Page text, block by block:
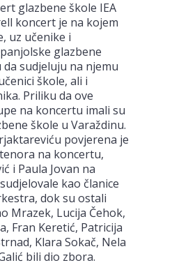
glazbene škole IEA
koncert je na kojem
uz učenike i
glazbene
sudjeluju na njemu
škole, ali i
Priliku da ove
na koncertu imali su
škole u Varaždinu.
povjerena je
na koncertu,
i Paula Jovan na
kao članice
dok su ostali
Mrazek, Lucija Čehok,
Fran Keretić, Patricija
Klara Sokač, Nela
bili dio zbora.